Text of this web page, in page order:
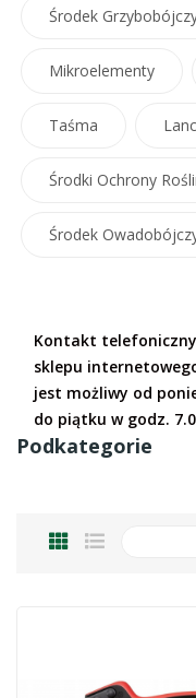
Środek
Mikroelementy
Taśma
Środki Ochrony
Środek
Kontakt telefoniczny
sklepu
jest możliwy od
do piątku w godz.
Podkategorie